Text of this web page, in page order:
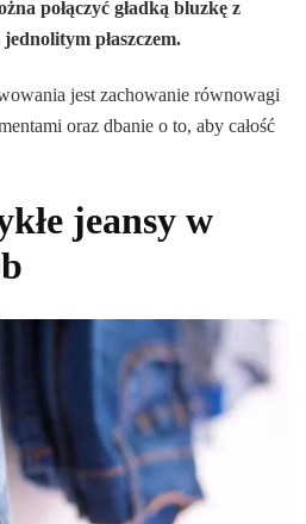
połączyć gładką bluzkę z
płaszczem.
jest zachowanie równowagi
oraz dbanie o to, aby całość
jeansy w